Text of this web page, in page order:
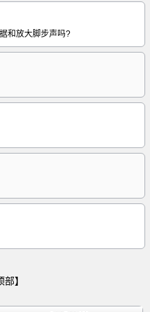
和放大脚步声吗?
部】